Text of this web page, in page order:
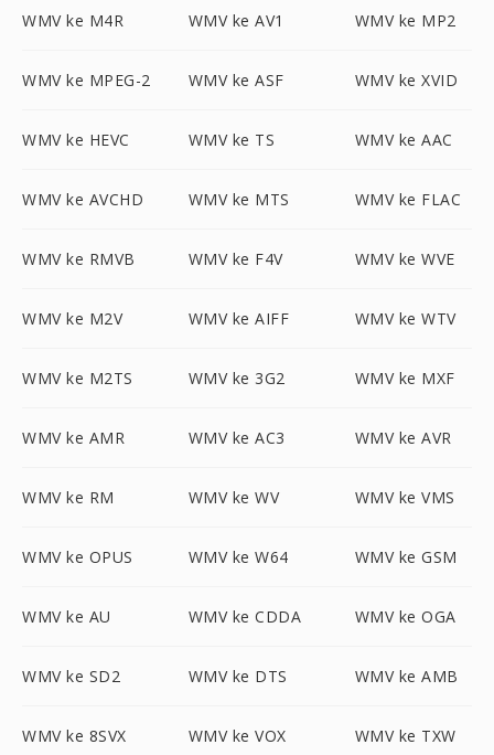
WMV ke M4R WMV ke AV1 WMV ke MP2
WMV ke MPEG-2 WMV ke ASF WMV ke XVID
WMV ke HEVC WMV ke TS WMV ke AAC
WMV ke AVCHD WMV ke MTS WMV ke FLAC
WMV ke RMVB WMV ke F4V WMV ke WVE
WMV ke M2V WMV ke AIFF WMV ke WTV
WMV ke M2TS WMV ke 3G2 WMV ke MXF
WMV ke AMR WMV ke AC3 WMV ke AVR
WMV ke RM WMV ke WV WMV ke VMS
WMV ke OPUS WMV ke W64 WMV ke GSM
WMV ke AU WMV ke CDDA WMV ke OGA
WMV ke SD2 WMV ke DTS WMV ke AMB
WMV ke 8SVX WMV ke VOX WMV ke TXW